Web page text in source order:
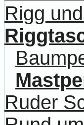
Rigg
Ruder